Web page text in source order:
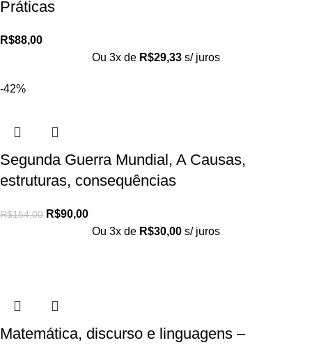
Práticas
R$88,00
Ou 3x de R$29,33 s/ juros
-42%
Segunda Guerra Mundial, A Causas,
estruturas, consequências
R$154,00 R$90,00
Ou 3x de R$30,00 s/ juros
Matemática, discurso e linguagens –